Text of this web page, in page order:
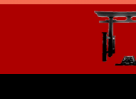
Skip to main content